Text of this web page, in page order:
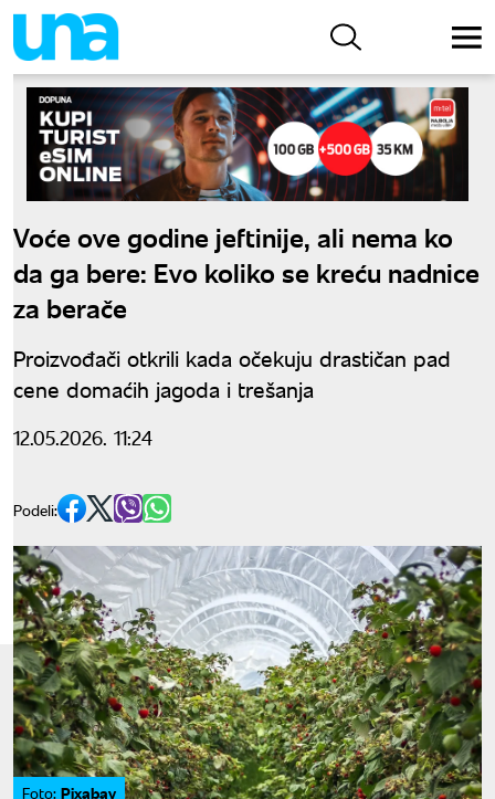
Voće ove godine jeftinije, ali nema ko
da ga bere: Evo koliko se kreću nadnice
za berače
Proizvođači otkrili kada očekuju drastičan pad
cene domaćih jagoda i trešanja
12.05.2026. 11:24
Podeli:
Foto: Pixabay